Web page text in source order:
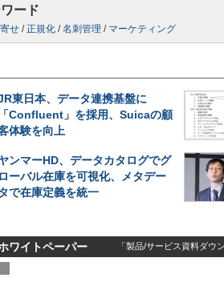
ード
せ /正規化 /名刺管理 / マーケティング
東日本、データ連携基盤に
「Confluent」を採用、Suicaの顧
体験を向上
ンマーHD、データカタログでグ
ローバル在庫を可視化、メタデー
で在庫定義を統一
ワイトペーパー 「製品/サービス資料ダウ